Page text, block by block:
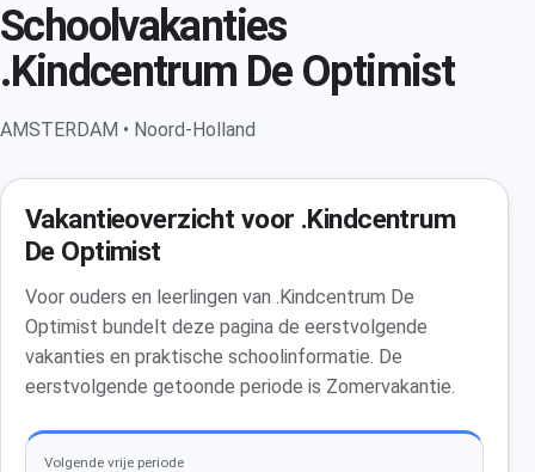
Schoolvakanties
.Kindcentrum De Optimist
AMSTERDAM • Noord-Holland
Vakantieoverzicht voor .Kindcentrum
De Optimist
Voor ouders en leerlingen van .Kindcentrum De
Optimist bundelt deze pagina de eerstvolgende
vakanties en praktische schoolinformatie. De
eerstvolgende getoonde periode is Zomervakantie.
Volgende vrije periode